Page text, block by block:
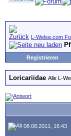
L-Welse.com
Registrieren
Loricariidae Alle L-
08.08.2011, 16:43